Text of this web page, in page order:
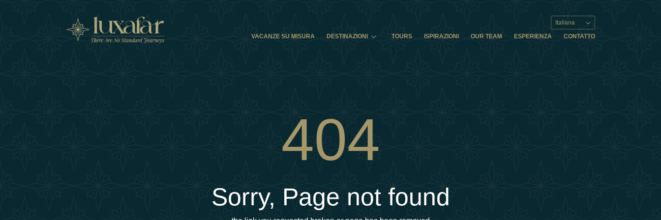
Italiana
VACANZE SU MISURA
DESTINAZIONI TOURS ISPIRAZIONI OUR TEAM ESPERIENZA CONTATTO
404
Sorry, Page not found